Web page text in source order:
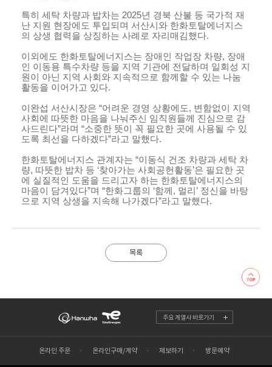
특히 세탁 차량과 밥차는 2025년 경북 산불 등 국가적 재
난 지원 현장에도 투입되며 서산시와 한화토탈에너지스
의 상생 협력을 상징하는 사례로 자리매김했다.
이외에도 한화토탈에너지스는 장애인 작업장 차량, 장애
인 이동용 특수차량 등을 지역 기관에 전달하며 일회성 지
원이 아닌 지역 사회와 지속적으로 함께할 수 있는 나눔
활동을 이어가고 있다.
이완섭 서산시장은 “어려운 경영 상황에도, 변함없이 지역
사회에 따뜻한 마음을 나눠주신 임직원들께 진심으로 감
사드린다”라며 “소중한 뜻이 꼭 필요한 곳에 사용될 수 있
도록 최선을 다하겠다”라고 말했다.
한화토탈에너지스 관계자는 “이동식 건조 차량과 세탁 차
량, 따뜻한 밥차 등 ‘찾아가는 사회공헌활동’은 필요한 곳
에 실질적인 도움을 드리고자 하는 한화토탈에너지스의
마음이 담겨있다”며 “한화그룹의 ‘함께 , 멀리’ 정신을 바탕
으로 지역 상생을 지속해 나가겠다”라고 말했다.
목록
주요 계열사 바로가기
온라인 주문 온라인구매/계약 제보하기 방문예약